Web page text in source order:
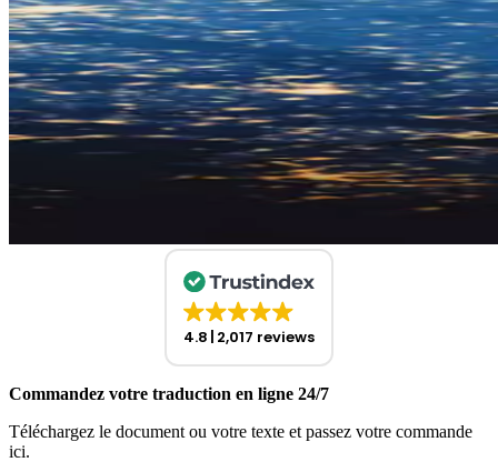
4.8 2,017 reviews
Commandez votre traduction en ligne 24/7
Téléchargez le document ou votre texte et passez votre commande
ici.